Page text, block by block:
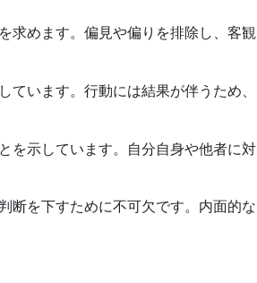
求めます。偏見や偏りを排除し、客観
ています。行動には結果が伴うため、
を示しています。自分自身や他者に対
断を下すために不可欠です。内面的な